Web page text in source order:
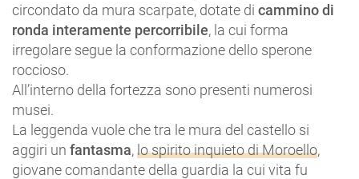
circondato da mura scarpate, dotate di cammino di
ronda interamente percorribile, la cui forma
irregolare segue la conformazione dello sperone
roccioso.
All’interno della fortezza sono presenti numerosi
musei.
La leggenda vuole che tra le mura del castello si
aggiri un fantasma,lo spirito inquieto di Moroello,
giovane comandante della guardia la cui vita fu